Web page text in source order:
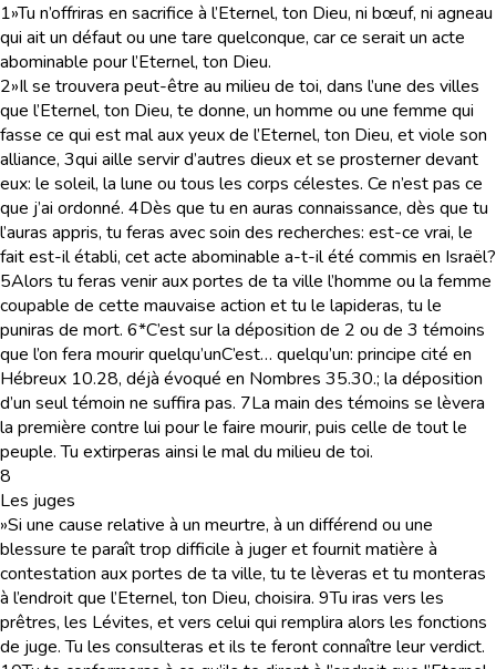
1»Tu n’offriras en sacrifice à l’Eternel, ton Dieu, ni bœuf, ni agneau
qui ait un défaut ou une tare quelconque, car ce serait un acte
abominable pour l’Eternel, ton Dieu.
2»Il se trouvera peut-être au milieu de toi, dans l’une des villes
que l’Eternel, ton Dieu, te donne, un homme ou une femme qui
fasse ce qui est mal aux yeux de l’Eternel, ton Dieu, et viole son
alliance, 3qui aille servir d’autres dieux et se prosterner devant
eux: le soleil, la lune ou tous les corps célestes. Ce n’est pas ce
que j’ai ordonné. 4Dès que tu en auras connaissance, dès que tu
l’auras appris, tu feras avec soin des recherches: est-ce vrai, le
fait est-il établi, cet acte abominable a-t-il été commis en Israël?
5Alors tu feras venir aux portes de ta ville l’homme ou la femme
coupable de cette mauvaise action et tu le lapideras, tu le
puniras de mort. 6*C’est sur la déposition de 2 ou de 3 témoins
que l’on fera mourir quelqu’unC’est… quelqu’un: principe cité en
Hébreux 10.28, déjà évoqué en Nombres 35.30.; la déposition
d’un seul témoin ne suffira pas. 7La main des témoins se lèvera
la première contre lui pour le faire mourir, puis celle de tout le
peuple. Tu extirperas ainsi le mal du milieu de toi.
8
Les juges
»Si une cause relative à un meurtre, à un différend ou une
blessure te paraît trop difficile à juger et fournit matière à
contestation aux portes de ta ville, tu te lèveras et tu monteras
à l’endroit que l’Eternel, ton Dieu, choisira. 9Tu iras vers les
prêtres, les Lévites, et vers celui qui remplira alors les fonctions
de juge. Tu les consulteras et ils te feront connaître leur verdict.